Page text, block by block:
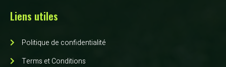
Liens utiles
Politique de confidentialité
Terms et Conditions